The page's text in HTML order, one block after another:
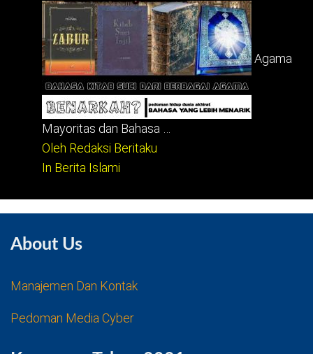
Agama
Mayoritas dan Bahasa …
Oleh Redaksi Beritaku
In Berita Islami
About Us
Manajemen Dan Kontak
Pedoman Media Cyber